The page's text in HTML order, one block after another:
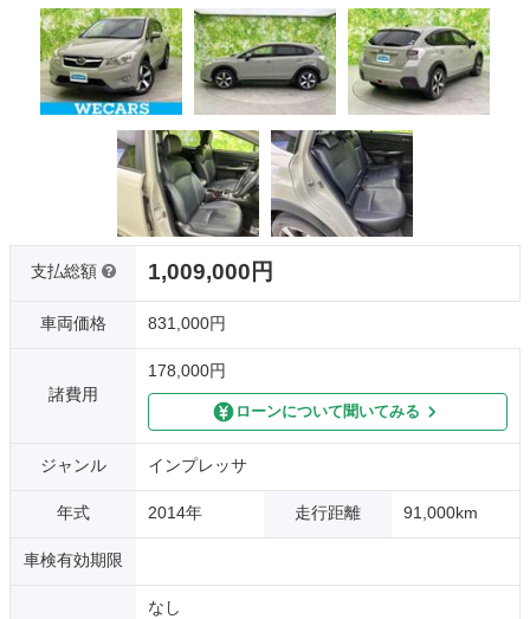
支払総額 1,009,000円
車両価格 831,000円
諸費用
178,000円
ローンについて聞いてみる
ジャンル インプレッサ
年式 2014年 走行距離 91,000km
車検有効期限
なし